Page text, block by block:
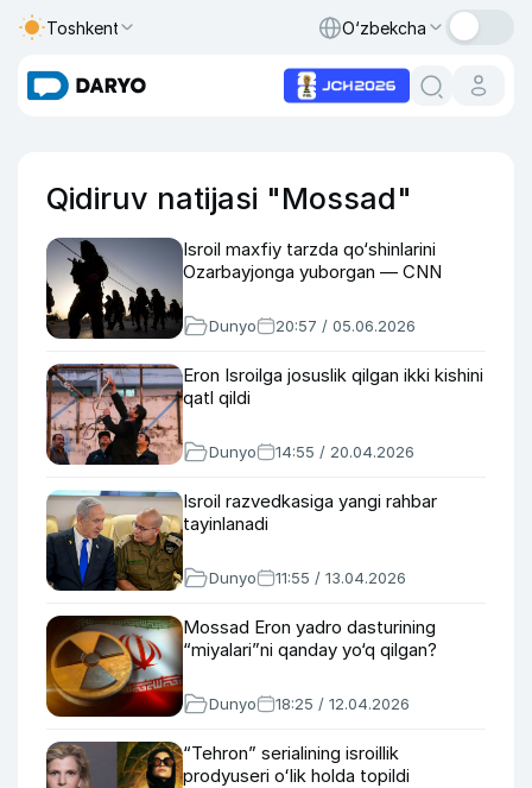
Toshkent O‘zbekcha
Qidiruv natijasi "Mossad"
Isroil maxfiy tarzda qo‘shinlarini
Ozarbayjonga yuborgan — CNN
Dunyo 20:57 / 05.06.2026
Eron Isroilga josuslik qilgan ikki kishini
qatl qildi
Dunyo 14:55 / 20.04.2026
Isroil razvedkasiga yangi rahbar
tayinlanadi
Dunyo 11:55 / 13.04.2026
Mossad Eron yadro dasturining
“miyalari”ni qanday yo‘q qilgan?
Dunyo 18:25 / 12.04.2026
“Tehron” serialining isroillik
prodyuseri oʻlik holda topildi